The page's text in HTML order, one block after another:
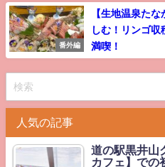
番外編
【生地温泉た
しむ！リンゴ
満喫！
人気の記事
道の駅黒井山
カフェ】での